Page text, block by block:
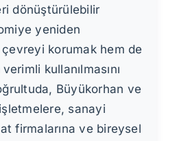
dönüştürülebilir
yeniden
çevreyi korumak hem de
kullanılmasını
Büyükorhan ve
sanayi
firmalarına ve bireysel